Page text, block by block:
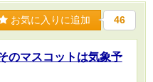
お気に入りに追加 46
のマスコットは気象予